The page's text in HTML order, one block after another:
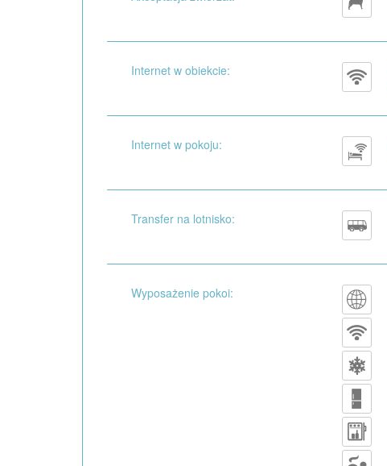
Internet w obiekcie:
Internet w pokoju:
Transfer na lotnisko:
Wyposażenie pokoi: